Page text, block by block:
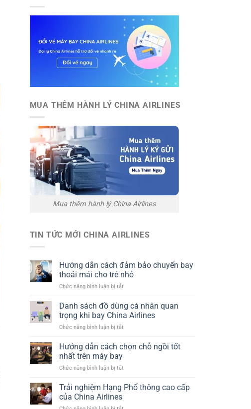
MUA THÊM HÀNH LÝ CHINA AIRLINES
Mua thêm hành lý China Airlines
TIN TỨC MỚI CHINA AIRLINES
Hướng dẫn cách đảm bảo chuyến bay
thoải mái cho trẻ nhỏ
Chức năng bình luận bị tắtở
dẫn
cách
đảm
bảo
bay
cho
nhỏ
Danh sách đồ dùng cá nhân quan
trọng khi bay China Airlines
Chức năng bình luận bị tắtở
sách
đồ
cá
quan
Hướng dẫn cách chọn chỗ ngồi tốt
nhất trên máy bay
Chức năng bình luận bị tắtở
dẫn
Trải nghiệm Hạng Phổ thông cao cấp
của China Airlines